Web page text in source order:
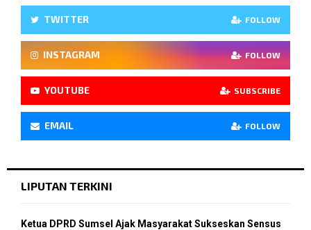
TWITTER FOLLOW
INSTAGRAM FOLLOW
YOUTUBE SUBSCRIBE
EMAIL FOLLOW
LIPUTAN TERKINI
Ketua DPRD Sumsel Ajak Masyarakat Sukseskan Sensus